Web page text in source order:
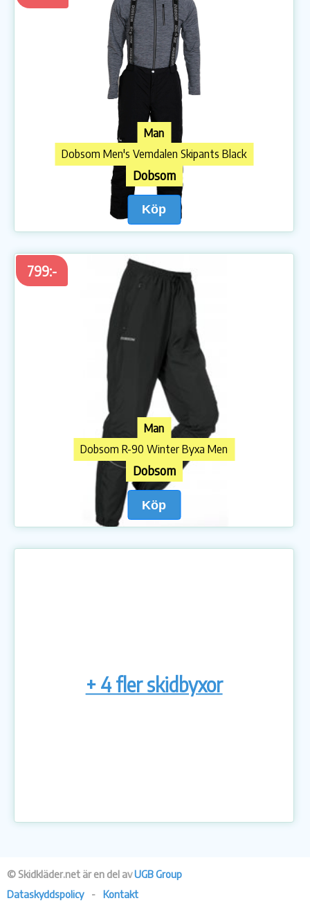
Man
Dobsom Men's Vemdalen Skipants Black
Dobsom
Köp
799:-
Man
Dobsom R-90 Winter Byxa Men
Dobsom
Köp
+ 4 fler skidbyxor
© Skidkläder.net är en del avUGB Group
Dataskyddspolicy
- Kontakt